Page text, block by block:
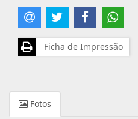
Ficha de Impressão
Fotos